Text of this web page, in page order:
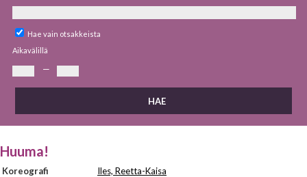
Hae vain otsakkeista
Aikavälillä
—
Huuma!
Koreografi
Iles, Reetta-Kaisa